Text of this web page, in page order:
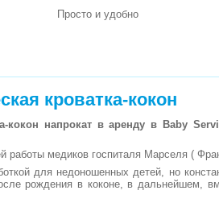
Просто и удобно
кроватка-кокон
кокон напрокат в аренду в Baby
работы медиков госпиталя Марселя (
для недоношенных детей, но
рождения в коконе, в дальнейшем,